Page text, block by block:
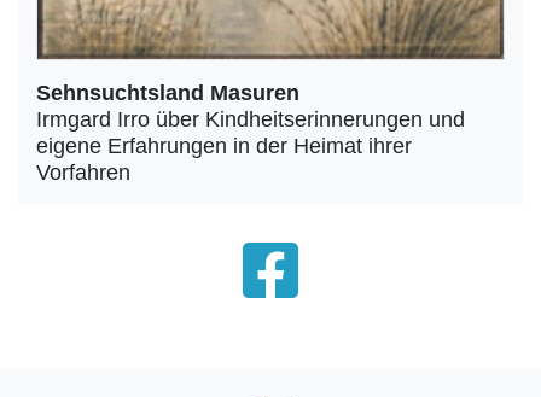
Sehnsuchtsland Masuren
Irmgard Irro über Kindheitserinnerungen und
eigene Erfahrungen in der Heimat ihrer
Vorfahren